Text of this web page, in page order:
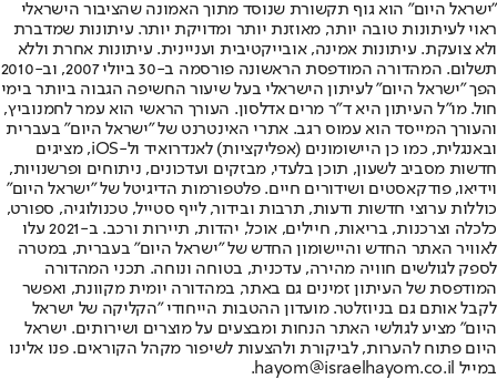
"ישראל היום" הוא גוף תקשורת שנוסד מתוך האמונה שהציבור הישראלי
ראוי לעיתונות טובה יותר, מאוזנת יותר ומדויקת יותר. עיתונות שמדברת
ולא צועקת. עיתונות אמינה, אובייקטיבית ועניינית. עיתונות אחרת וללא
תשלום. המהדורה המודפסת הראשונה פורסמה ב-30 ביולי 2007, וב-2010
הפך "ישראל היום" לעיתון הישראלי בעל שיעור החשיפה הגבוה ביותר בימי
חול. מו"ל העיתון היא ד"ר מרים אדלסון. העורך הראשי הוא עמר לחמנוביץ,
והעורך המייסד הוא עמוס רגב. אתרי האינטרנט של "ישראל היום" בעברית
ובאנגלית, כמו כן היישומונים (אפליקציות) לאנדרואיד ול-iOS, מציגים
חדשות מסביב לשעון, תוכן בלעדי, מבזקים ועדכונים, ניתוחים ופרשנויות,
וידיאו, פודקאסטים ושידורים חיים. פלטפורמות הדיגיטל של "ישראל היום"
כוללות ערוצי חדשות ודעות, תרבות ובידור, לייף סטייל, טכנולוגיה, ספורט,
כלכלה וצרכנות, בריאות, חיילים, אוכל, יהדות, תיירות ורכב. ב-2021 עלו
לאוויר האתר החדש והיישומון החדש של "ישראל היום" בעברית, במטרה
לספק לגולשים חוויה מהירה, עדכנית, בטוחה ונוחה. תכני המהדורה
המודפסת של העיתון זמינים גם באתר, במהדורה יומית מקוונת, ואפשר
לקבל אותם גם בניוזלטר. מועדון ההטבות הייחודי "הקליקה של ישראל
היום" מציע לגולשי האתר הנחות ומבצעים על מוצרים ושירותים. ישראל
היום פתוח להערות, לביקורת ולהצעות לשיפור מקהל הקוראים. פנו אלינו
במייל hayom@israelhayom.co.il.